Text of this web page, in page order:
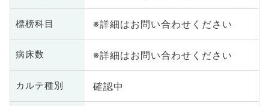
標榜科目 ※詳細はお問い合わせください
病床数 ※詳細はお問い合わせください
カルテ種別 確認中